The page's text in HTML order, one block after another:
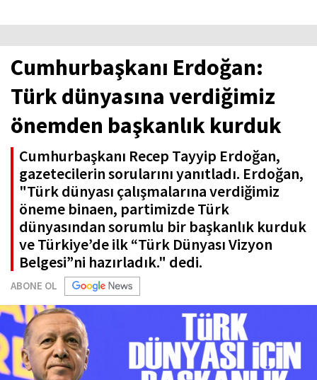
Cumhurbaşkanı Erdoğan:
Türk dünyasına verdiğimiz
önemden başkanlık kurduk
Cumhurbaşkanı Recep Tayyip Erdoğan,
gazetecilerin sorularını yanıtladı. Erdoğan,
"Türk dünyası çalışmalarına verdiğimiz
öneme binaen, partimizde Türk
dünyasından sorumlu bir başkanlık kurduk
ve Türkiye’de ilk “Türk Dünyası Vizyon
Belgesi”ni hazırladık." dedi.
ABONE OL